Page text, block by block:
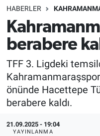
HABERLER
berabere
TFF 3. Ligdeki
önünde Hacettepe
berabere kaldı.
21.09.2025 - 19:04
YAYINLANMA
Politika
Ekonomi
Spor
İstanbul Trafik
Süper Lig Puan
Tüm Manşetler